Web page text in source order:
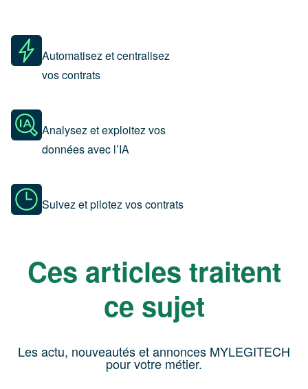
Automatisez et centralisez
vos contrats
Analysez et exploitez vos
données avec l’IA
Suivez et pilotez vos contrats
Ces articles traitent
ce sujet
Les actu, nouveautés et annonces MYLEGITECH
pour votre métier.